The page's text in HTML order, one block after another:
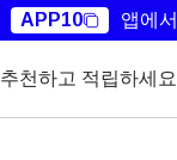
APP10 앱에
추천하고 적립하세요